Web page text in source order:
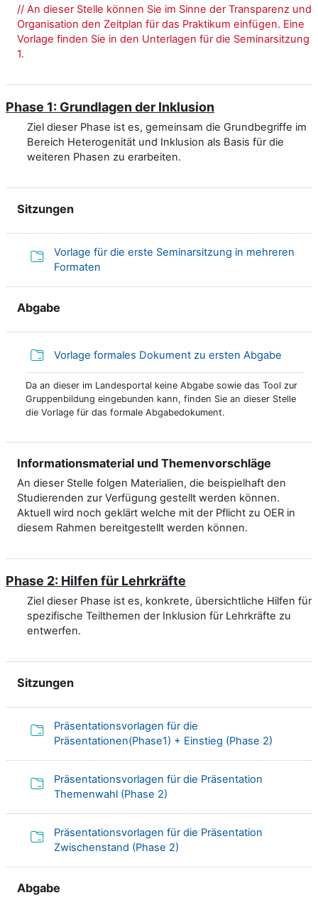
// An dieser Stelle können Sie im Sinne der Transparenz und
Organisation den Zeitplan für das Praktikum einfügen. Eine
Vorlage finden Sie in den Unterlagen für die Seminarsitzung
1.
Phase 1: Grundlagen der Inklusion
Ziel dieser Phase ist es, gemeinsam die Grundbegriffe im
Bereich Heterogenität und Inklusion als Basis für die
weiteren Phasen zu erarbeiten.
Sitzungen
Vorlage für die erste Seminarsitzung in mehreren
Formaten
Abgabe
Vorlage formales Dokument zu ersten Abgabe
Da an dieser im Landesportal keine Abgabe sowie das Tool zur
Gruppenbildung eingebunden kann, finden Sie an dieser Stelle
die Vorlage für das formale Abgabedokument.
Informationsmaterial und Themenvorschläge
An dieser Stelle folgen Materialien, die beispielhaft den
Studierenden zur Verfügung gestellt werden können.
Aktuell wird noch geklärt welche mit der Pflicht zu OER in
diesem Rahmen bereitgestellt werden können.
Phase 2: Hilfen für Lehrkräfte
Ziel dieser Phase ist es, konkrete, übersichtliche Hilfen für
spezifische Teilthemen der Inklusion für Lehrkräfte zu
entwerfen.
Sitzungen
Präsentationsvorlagen für die
Präsentationen(Phase1) + Einstieg (Phase 2)
Präsentationsvorlagen für die Präsentation
Themenwahl (Phase 2)
Präsentationsvorlagen für die Präsentation
Zwischenstand (Phase 2)
Abgabe